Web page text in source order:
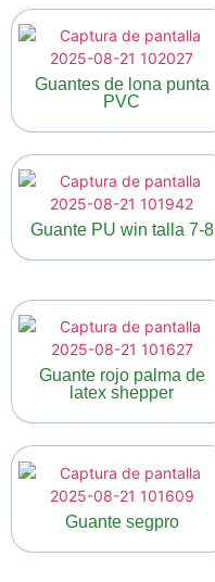
Guantes de lona punta
PVC
Guante PU win talla 7-8
Guante rojo palma de
latex shepper
Guante segpro